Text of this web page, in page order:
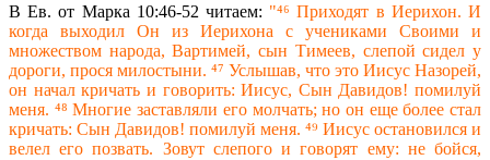
В Ев. от Марка 10:46-52 читаем: "⁴⁶ Приходят в Иерихон. И
когда выходил Он из Иерихона с учениками Своими и
множеством народа, Вартимей, сын Тимеев, слепой сидел у
дороги, прося милостыни. ⁴⁷ Услышав, что это Иисус Назорей,
он начал кричать и говорить: Иисус, Сын Давидов! помилуй
меня. ⁴⁸ Многие заставляли его молчать; но он еще более стал
кричать: Сын Давидов! помилуй меня. ⁴⁹ Иисус остановился и
велел его позвать. Зовут слепого и говорят ему: не бойся,